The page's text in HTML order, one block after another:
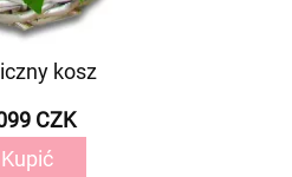
kosz
CZK
Kupić